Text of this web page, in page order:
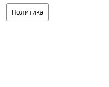
Политика